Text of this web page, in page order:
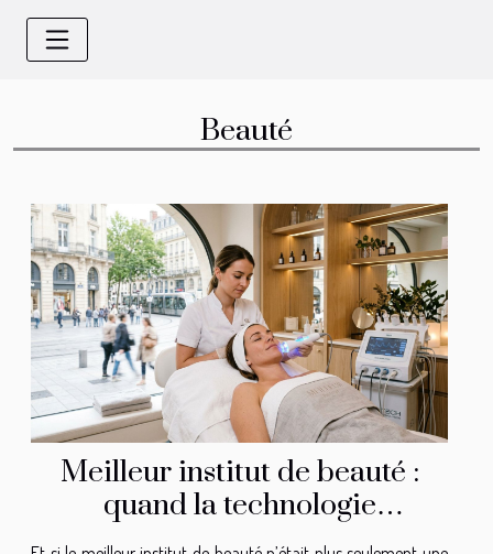
Beauté
Meilleur institut de beauté :
quand la technologie
révolutionne vos soins en